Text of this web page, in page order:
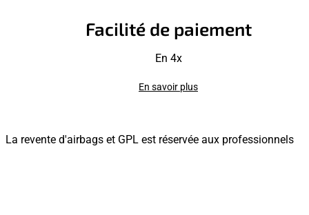
Facilité de paiement
En 4x
En savoir plus
La revente d'airbags et GPL est réservée aux professionnels